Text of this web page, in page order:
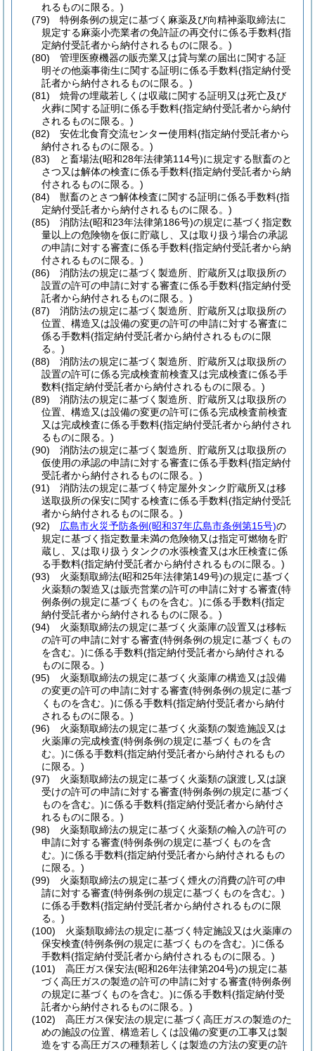
れるものに限る。)
(79)
特例条例の規定に基づく麻薬及び向精神薬取締法に
規定する麻薬小売業者の免許証の再交付に係る手数料(指
定納付受託者から納付されるものに限る。)
(80)
管理医療機器の販売業又は貸与業の届出に関する証
明その他薬事衛生に関する証明に係る手数料(指定納付受
託者から納付されるものに限る。)
(81)
焼骨の埋蔵若しくは収蔵に関する証明又は死亡及び
火葬に関する証明に係る手数料(指定納付受託者から納付
されるものに限る。)
(82)
安佐北食育交流センター使用料(指定納付受託者から
納付されるものに限る。)
(83)
と畜場法(昭和28年法律第114号)に規定する獣畜のと
さつ又は解体の検査に係る手数料(指定納付受託者から納
付されるものに限る。)
(84)
獣畜のとさつ解体検査に関する証明に係る手数料(指
定納付受託者から納付されるものに限る。)
(85)
消防法(昭和23年法律第186号)の規定に基づく指定数
量以上の危険物を仮に貯蔵し、又は取り扱う場合の承認
の申請に対する審査に係る手数料(指定納付受託者から納
付されるものに限る。)
(86)
消防法の規定に基づく製造所、貯蔵所又は取扱所の
設置の許可の申請に対する審査に係る手数料(指定納付受
託者から納付されるものに限る。)
(87)
消防法の規定に基づく製造所、貯蔵所又は取扱所の
位置、構造又は設備の変更の許可の申請に対する審査に
係る手数料(指定納付受託者から納付されるものに限
る。)
(88)
消防法の規定に基づく製造所、貯蔵所又は取扱所の
設置の許可に係る完成検査前検査又は完成検査に係る手
数料(指定納付受託者から納付されるものに限る。)
(89)
消防法の規定に基づく製造所、貯蔵所又は取扱所の
位置、構造又は設備の変更の許可に係る完成検査前検査
又は完成検査に係る手数料(指定納付受託者から納付され
るものに限る。)
(90)
消防法の規定に基づく製造所、貯蔵所又は取扱所の
仮使用の承認の申請に対する審査に係る手数料(指定納付
受託者から納付されるものに限る。)
(91)
消防法の規定に基づく特定屋外タンク貯蔵所又は移
送取扱所の保安に関する検査に係る手数料(指定納付受託
者から納付されるものに限る。)
(92)
広島市火災予防条例(昭和37年広島市条例第15号)の
規定に基づく指定数量未満の危険物又は指定可燃物を貯
蔵し、又は取り扱うタンクの水張検査又は水圧検査に係
る手数料(指定納付受託者から納付されるものに限る。)
(93)
火薬類取締法(昭和25年法律第149号)の規定に基づく
火薬類の製造又は販売営業の許可の申請に対する審査(特
例条例の規定に基づくものを含む。)に係る手数料(指定
納付受託者から納付されるものに限る。)
(94)
火薬類取締法の規定に基づく火薬庫の設置又は移転
の許可の申請に対する審査(特例条例の規定に基づくもの
を含む。)に係る手数料(指定納付受託者から納付される
ものに限る。)
(95)
火薬類取締法の規定に基づく火薬庫の構造又は設備
の変更の許可の申請に対する審査(特例条例の規定に基づ
くものを含む。)に係る手数料(指定納付受託者から納付
されるものに限る。)
(96)
火薬類取締法の規定に基づく火薬類の製造施設又は
火薬庫の完成検査(特例条例の規定に基づくものを含
む。)に係る手数料(指定納付受託者から納付されるもの
に限る。)
(97)
火薬類取締法の規定に基づく火薬類の譲渡し又は譲
受けの許可の申請に対する審査(特例条例の規定に基づく
ものを含む。)に係る手数料(指定納付受託者から納付さ
れるものに限る。)
(98)
火薬類取締法の規定に基づく火薬類の輸入の許可の
申請に対する審査(特例条例の規定に基づくものを含
む。)に係る手数料(指定納付受託者から納付されるもの
に限る。)
(99)
火薬類取締法の規定に基づく煙火の消費の許可の申
請に対する審査(特例条例の規定に基づくものを含む。)
に係る手数料(指定納付受託者から納付されるものに限
る。)
(100)
火薬類取締法の規定に基づく特定施設又は火薬庫の
保安検査(特例条例の規定に基づくものを含む。)に係る
手数料(指定納付受託者から納付されるものに限る。)
(101)
高圧ガス保安法(昭和26年法律第204号)の規定に基
づく高圧ガスの製造の許可の申請に対する審査(特例条例
の規定に基づくものを含む。)に係る手数料(指定納付受
託者から納付されるものに限る。)
(102)
高圧ガス保安法の規定に基づく高圧ガスの製造のた
めの施設の位置、構造若しくは設備の変更の工事又は製
造をする高圧ガスの種類若しくは製造の方法の変更の許